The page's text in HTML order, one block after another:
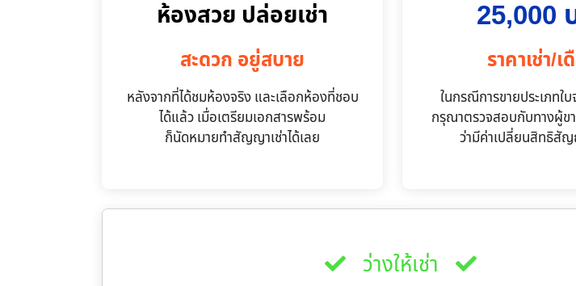
ห้องสวย ปล่อยเช่า
สะดวก อยู่สบาย
หลังจากที่ได้ชมห้องจริง และเลือกห้องที่ชอบ
ได้แล้ว เมื่อเตรียมเอกสารพร้อม
ก็นัดหมายทำสัญญาเช่าได้เลย
25,000
ราคาเช่า/เ
ในกรณีการขายประเภทใ
กรุณาตรวจสอบกับทางผู้ข
ว่ามีค่าเปลี่ยนสิทธิสั
ว่างให้เช่า